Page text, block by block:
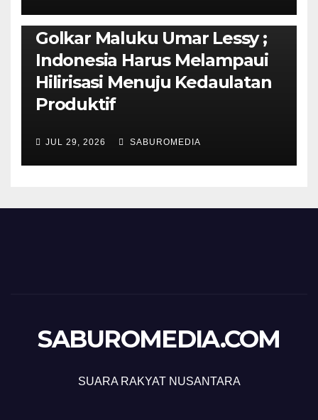
Isi Materi LK-III HMI, Ketua
Golkar Maluku Umar Lessy ;
Indonesia Harus Melampaui
Hilirisasi Menuju Kedaulatan
Produktif
JUL 29, 2026 SABUROMEDIA
SABUROMEDIA.COM
SUARA RAKYAT NUSANTARA